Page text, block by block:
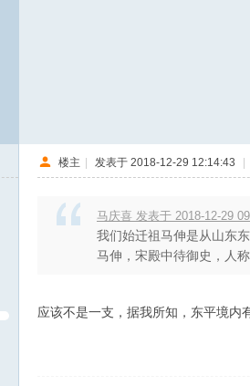
楼主 | 发表于 2018-12-29 12:14:43 |
马庆喜 发表于 2018-12-29
我们始迁祖马伸是从山东
马伸，宋殿中待御史，人称
应该不是一支，据我所知，东平境内